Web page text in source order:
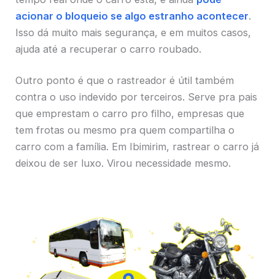
acionar o bloqueio se algo estranho acontecer.
Isso dá muito mais segurança, e em muitos casos,
ajuda até a recuperar o carro roubado.
Outro ponto é que o rastreador é útil também
contra o uso indevido por terceiros. Serve pra pais
que emprestam o carro pro filho, empresas que
tem frotas ou mesmo pra quem compartilha o
carro com a família. Em Ibimirim, rastrear o carro já
deixou de ser luxo. Virou necessidade mesmo.